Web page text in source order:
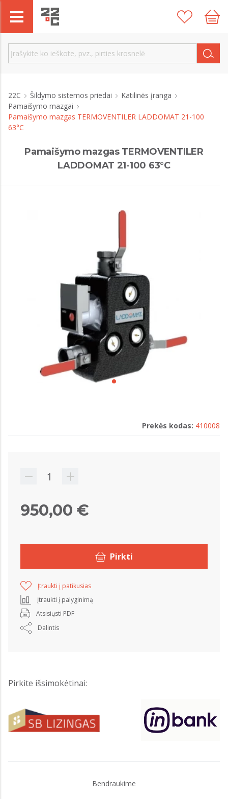
22C Šildymo sistemos priedai
Katilinės įranga
Pamaišymo mazgai
Pamaišymo mazgas TERMOVENTILER LADDOMAT 21-100
63°C
Pamaišymo mazgas TERMOVENTILER
LADDOMAT 21-100 63°C
Prekės kodas: 410008
950,00 €
Pirkti
Įtraukti į patikusias
Įtraukti į palyginimą
Atsisiųsti PDF
Dalintis
Pirkite išsimokėtinai:
Bendraukime